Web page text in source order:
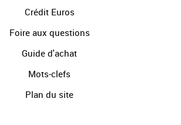
Crédit Euros
Foire aux questions
Guide d'achat
Mots-clefs
Plan du site